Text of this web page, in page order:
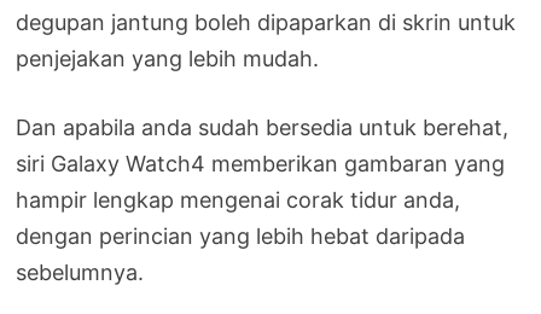
degupan jantung boleh dipaparkan di skrin untuk
penjejakan yang lebih mudah.
Dan apabila anda sudah bersedia untuk berehat,
siri Galaxy Watch4 memberikan gambaran yang
hampir lengkap mengenai corak tidur anda,
dengan perincian yang lebih hebat daripada
sebelumnya.